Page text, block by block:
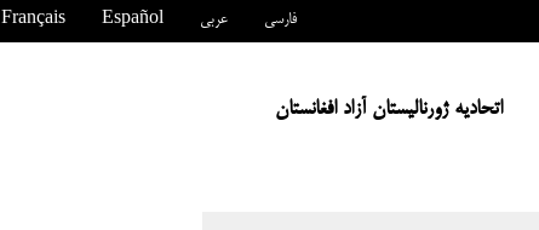
Français Español عربی فارسی
اتحادیه ژورنالیستان آزاد افغانستان